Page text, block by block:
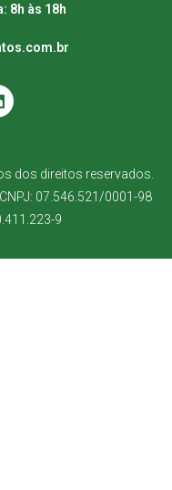
8h às 18h
dos direitos reservados.
07.546.521/0001-98
9